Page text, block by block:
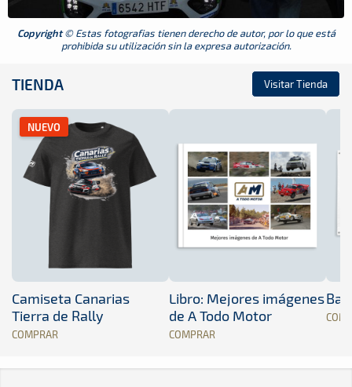
Copyright© Estas fotografias tienen derecho de autor, por lo que está
prohibida su utilización sin la expresa autorización.
TIENDA Visitar Tienda
NUEVO
Camiseta Canarias
Tierra de Rally
COMPRAR
Libro: Mejores imágenes
de A Todo Motor
COMPRAR